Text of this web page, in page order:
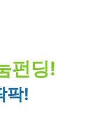
펀딩!
팍!